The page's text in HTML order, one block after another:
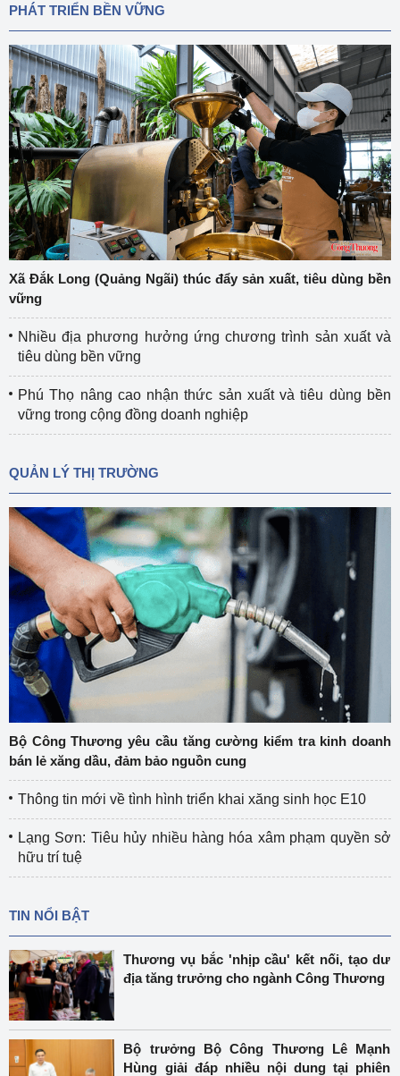
PHÁT TRIỂN BỀN VỮNG
Xã Đắk Long (Quảng Ngãi) thúc đẩy sản xuất, tiêu dùng bền
vững
Nhiều địa phương hưởng ứng chương trình sản xuất và
tiêu dùng bền vững
Phú Thọ nâng cao nhận thức sản xuất và tiêu dùng bền
vững trong cộng đồng doanh nghiệp
QUẢN LÝ THỊ TRƯỜNG
Bộ Công Thương yêu cầu tăng cường kiểm tra kinh doanh
bán lẻ xăng dầu, đảm bảo nguồn cung
Thông tin mới về tình hình triển khai xăng sinh học E10
Lạng Sơn: Tiêu hủy nhiều hàng hóa xâm phạm quyền sở
hữu trí tuệ
TIN NỔI BẬT
Thương vụ bắc 'nhịp cầu' kết nối, tạo dư
địa tăng trưởng cho ngành Công Thương
Bộ trưởng Bộ Công Thương Lê Mạnh
Hùng giải đáp nhiều nội dung tại phiên